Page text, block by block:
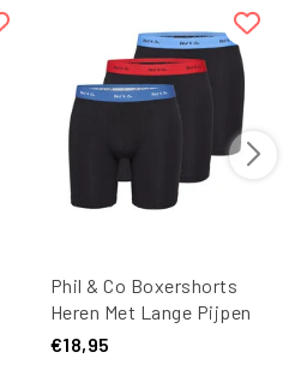
Phil & Co Boxershorts
Heren Met Lange Pijpen
Boxer Briefs 3-Pack
€18,95